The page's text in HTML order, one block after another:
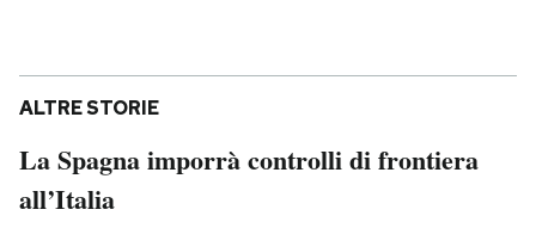
ALTRE STORIE
La Spagna imporrà controlli di frontiera
all’Italia